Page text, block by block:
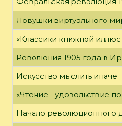
Ловушки виртуального
«Классики книжной
Революция 1905 года в
Искусство мыслить иначе
«Чтение - удовольствие
Начало революционного